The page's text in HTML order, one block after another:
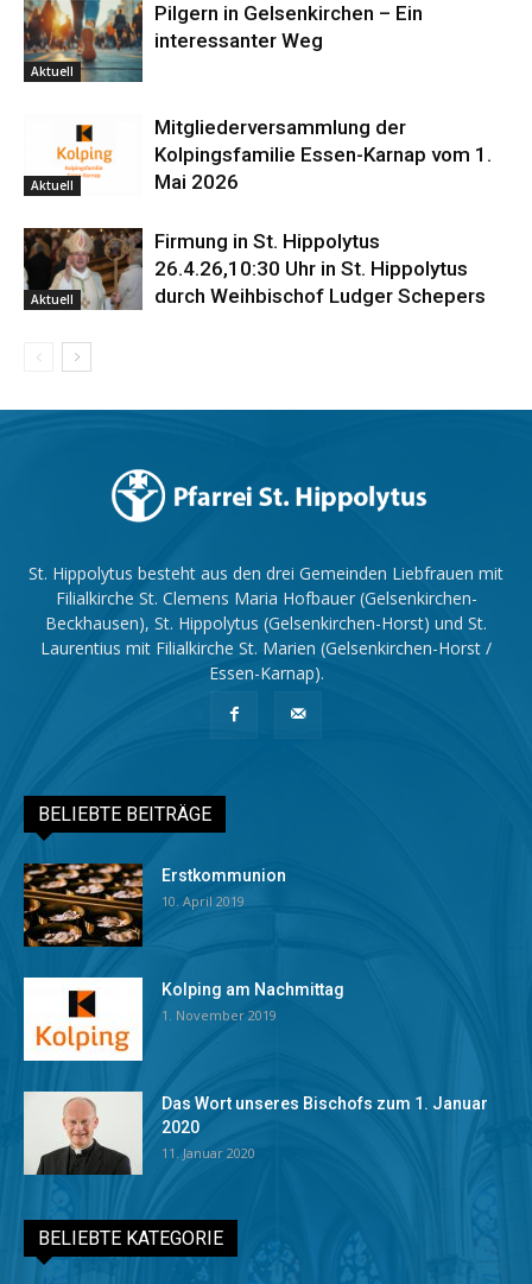
Aktuell
Pilgern in Gelsenkirchen – Ein
interessanter Weg
Aktuell
Mitgliederversammlung der
Kolpingsfamilie Essen-Karnap vom 1.
Mai 2026
Aktuell
Firmung in St. Hippolytus
26.4.26,10:30 Uhr in St. Hippolytus
durch Weihbischof Ludger Schepers
St. Hippolytus besteht aus den drei Gemeinden Liebfrauen mit
Filialkirche St. Clemens Maria Hofbauer (Gelsenkirchen-
Beckhausen), St. Hippolytus (Gelsenkirchen-Horst) und St.
Laurentius mit Filialkirche St. Marien (Gelsenkirchen-Horst /
Essen-Karnap).
BELIEBTE BEITRÄGE
Erstkommunion
10. April 2019
Kolping am Nachmittag
1. November 2019
Das Wort unseres Bischofs zum 1. Januar
2020
11. Januar 2020
BELIEBTE KATEGORIE